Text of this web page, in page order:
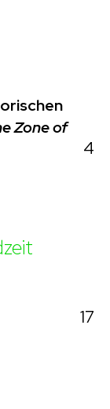
Zone of
4
17